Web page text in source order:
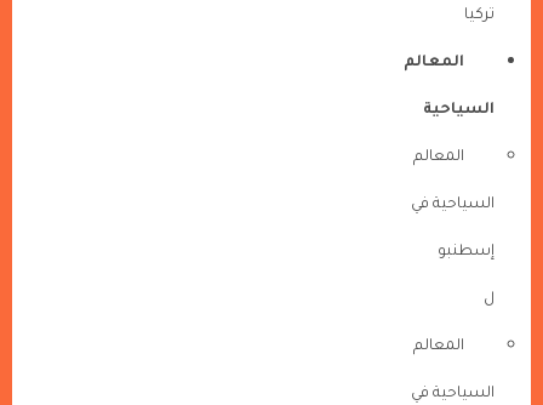
تركيا
المعالم
السياحية
المعالم
السياحية في
إسطنبو
ل
المعالم
السياحية في